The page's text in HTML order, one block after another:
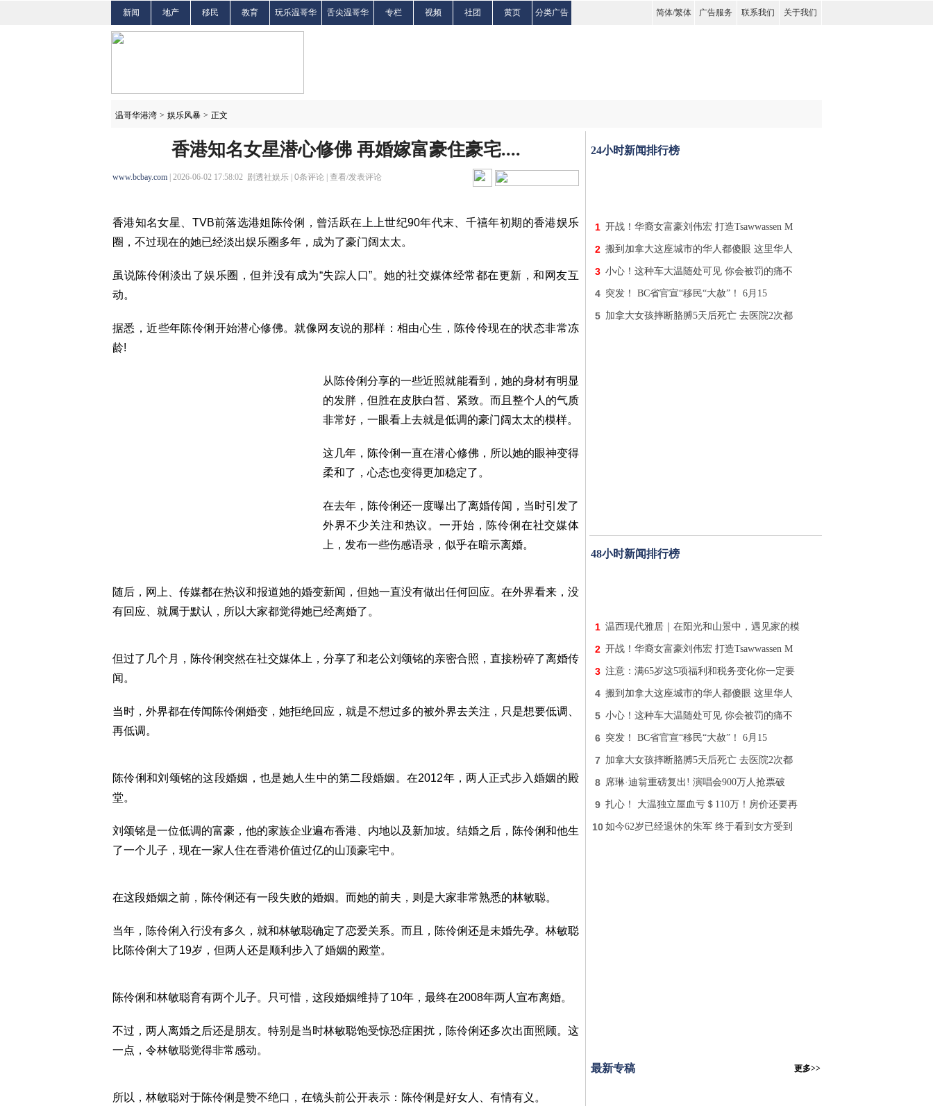
新闻 地产 移民 教育 玩乐温哥华 舌尖温哥华 专栏 视频 社团 黄页 分类广告 简体/繁体 广告服务 联系我们 关于我们
温哥华港湾 > 娱乐风暴 > 正文
香港知名女星潜心修佛 再婚嫁富豪住豪宅....
www.bcbay.com | 2026-06-02 17:58:02 剧透社娱乐 | 0条评论 | 查看/发表评论
香港知名女星、TVB前落选港姐陈伶俐，曾活跃在上上世纪90年代末、千禧年初期的香港娱乐
圈，不过现在的她已经淡出娱乐圈多年，成为了豪门阔太太。
虽说陈伶俐淡出了娱乐圈，但并没有成为“失踪人口”。她的社交媒体经常都在更新，和网友互
动。
据悉，近些年陈伶俐开始潜心修佛。就像网友说的那样：相由心生，陈伶伶现在的状态非常冻
龄!
从陈伶俐分享的一些近照就能看到，她的身材有明显
的发胖，但胜在皮肤白皙、紧致。而且整个人的气质
非常好，一眼看上去就是低调的豪门阔太太的模样。
这几年，陈伶俐一直在潜心修佛，所以她的眼神变得
柔和了，心态也变得更加稳定了。
在去年，陈伶俐还一度曝出了离婚传闻，当时引发了
外界不少关注和热议。一开始，陈伶俐在社交媒体
上，发布一些伤感语录，似乎在暗示离婚。
随后，网上、传媒都在热议和报道她的婚变新闻，但她一直没有做出任何回应。在外界看来，没
有回应、就属于默认，所以大家都觉得她已经离婚了。
但过了几个月，陈伶俐突然在社交媒体上，分享了和老公刘颂铭的亲密合照，直接粉碎了离婚传
闻。
当时，外界都在传闻陈伶俐婚变，她拒绝回应，就是不想过多的被外界去关注，只是想要低调、
再低调。
陈伶俐和刘颂铭的这段婚姻，也是她人生中的第二段婚姻。在2012年，两人正式步入婚姻的殿
堂。
刘颂铭是一位低调的富豪，他的家族企业遍布香港、内地以及新加坡。结婚之后，陈伶俐和他生
了一个儿子，现在一家人住在香港价值过亿的山顶豪宅中。
在这段婚姻之前，陈伶俐还有一段失败的婚姻。而她的前夫，则是大家非常熟悉的林敏聪。
当年，陈伶俐入行没有多久，就和林敏聪确定了恋爱关系。而且，陈伶俐还是未婚先孕。林敏聪
比陈伶俐大了19岁，但两人还是顺利步入了婚姻的殿堂。
陈伶俐和林敏聪育有两个儿子。只可惜，这段婚姻维持了10年，最终在2008年两人宣布离婚。
不过，两人离婚之后还是朋友。特别是当时林敏聪饱受惊恐症困扰，陈伶俐还多次出面照顾。这
一点，令林敏聪觉得非常感动。
所以，林敏聪对于陈伶俐是赞不绝口，在镜头前公开表示：陈伶俐是好女人、有情有义。
24小时新闻排行榜
1 开战！华裔女富豪刘伟宏 打造Tsawwassen M
2 搬到加拿大这座城市的华人都傻眼 这里华人
3 小心！这种车大温随处可见 你会被罚的痛不
4 突发！ BC省官宣“移民“大赦”！ 6月15
5 加拿大女孩摔断胳膊5天后死亡 去医院2次都
48小时新闻排行榜
1 温西现代雅居｜在阳光和山景中，遇见家的模
2 开战！华裔女富豪刘伟宏 打造Tsawwassen M
3 注意：满65岁这5项福利和税务变化你一定要
4 搬到加拿大这座城市的华人都傻眼 这里华人
5 小心！这种车大温随处可见 你会被罚的痛不
6 突发！ BC省官宣“移民“大赦”！ 6月15
7 加拿大女孩摔断胳膊5天后死亡 去医院2次都
8 席琳·迪翁重磅复出! 演唱会900万人抢票破
9 扎心！ 大温独立屋血亏＄110万！房价还要再
10 如今62岁已经退休的朱军 终于看到女方受到
最新专稿 更多>>